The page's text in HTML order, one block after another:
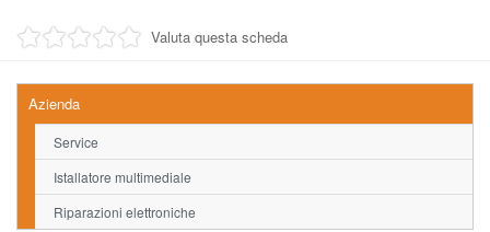
Valuta questa scheda
Azienda
Service
Istallatore multimediale
Riparazioni elettroniche